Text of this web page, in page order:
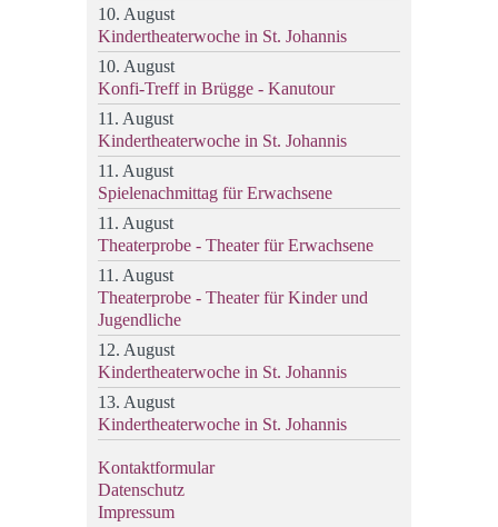
10. August
Kindertheaterwoche in St. Johannis
10. August
Konfi-Treff in Brügge - Kanutour
11. August
Kindertheaterwoche in St. Johannis
11. August
Spielenachmittag für Erwachsene
11. August
Theaterprobe - Theater für Erwachsene
11. August
Theaterprobe - Theater für Kinder und
Jugendliche
12. August
Kindertheaterwoche in St. Johannis
13. August
Kindertheaterwoche in St. Johannis
Kontaktformular
Datenschutz
Impressum